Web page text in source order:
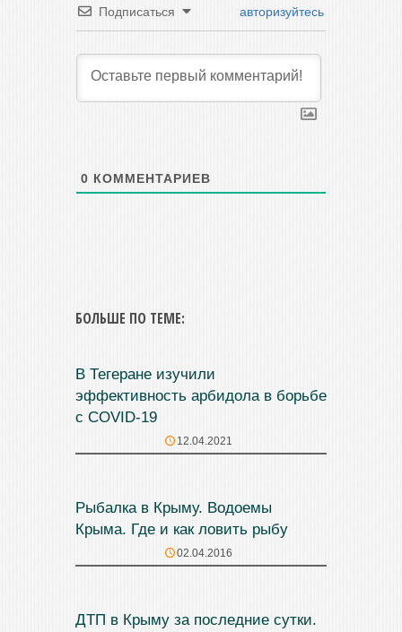
Подписаться авторизуйтесь
0 КОММЕНТАРИЕВ
БОЛЬШЕ ПО ТЕМЕ:
В Тегеране изучили
эффективность арбидола в борьбе
с COVID-19
12.04.2021
Рыбалка в Крыму. Водоемы
Крыма. Где и как ловить рыбу
02.04.2016
ДТП в Крыму за последние сутки.